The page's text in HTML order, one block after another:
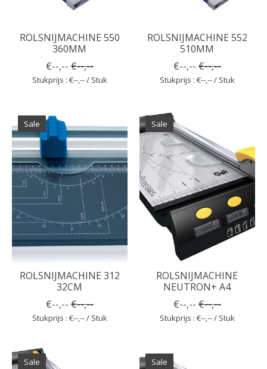
ROLSNIJMACHINE 550
360MM
€--,-- €--,--
Stukprijs : €--,-- / Stuk
ROLSNIJMACHINE 552
510MM
€--,-- €--,--
Stukprijs : €--,-- / Stuk
Sale
ROLSNIJMACHINE 312
32CM
€--,-- €--,--
Stukprijs : €--,-- / Stuk
Sale
ROLSNIJMACHINE
NEUTRON+ A4
€--,-- €--,--
Stukprijs : €--,-- / Stuk
Sale Sale